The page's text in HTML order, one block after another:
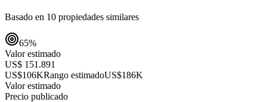
Basado en 10 propiedades similares
65%
Valor estimado
US$ 151.891
US$106KRango estimadoUS$186K
Valor estimado
Precio publicado